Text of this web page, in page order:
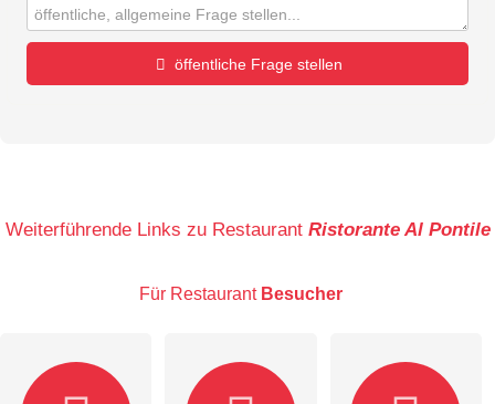
öffentliche Frage stellen
E-Mail-Adresse (wird nicht veröffentlicht)
Weiterführende Links zu Restaurant Ristorante Al Pontile
Für Restaurant Besucher